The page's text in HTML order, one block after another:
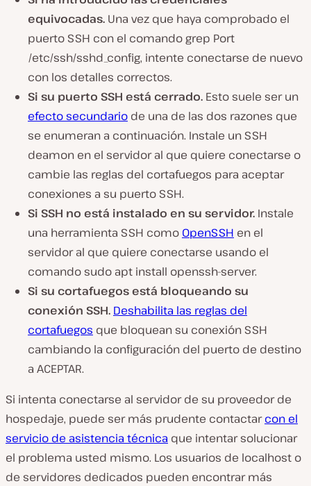
equivocadas. Una vez que haya comprobado el
puerto SSH con el comando grep Port
/etc/ssh/sshd_config, intente conectarse de nuevo
con los detalles correctos.
Si su puerto SSH está cerrado. Esto suele ser un
efecto secundario de una de las dos razones que
se enumeran a continuación. Instale un SSH
deamon en el servidor al que quiere conectarse o
cambie las reglas del cortafuegos para aceptar
conexiones a su puerto SSH.
Si SSH no está instalado en su servidor. Instale
una herramienta SSH como OpenSSH en el
servidor al que quiere conectarse usando el
comando sudo apt install openssh-server.
Si su cortafuegos está bloqueando su
conexión SSH. Deshabilita las reglas del
cortafuegos que bloquean su conexión SSH
cambiando la configuración del puerto de destino
a ACEPTAR.
Si intenta conectarse al servidor de su proveedor de
hospedaje, puede ser más prudente contactarcon el
servicio de asistencia técnica que intentar solucionar
el problema usted mismo. Los usuarios de localhost o
de servidores dedicados pueden encontrar más